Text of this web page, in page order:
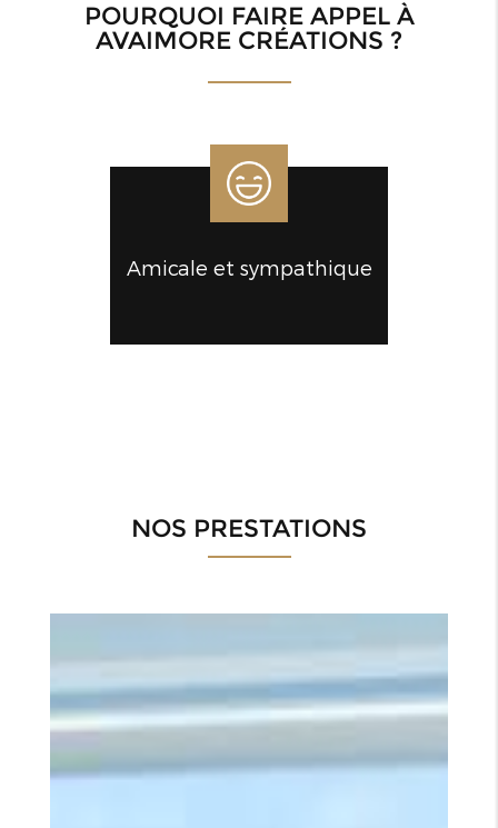
POURQUOI FAIRE APPEL À
AVAIMORE CRÉATIONS ?
Amicale et sympathique
NOS PRESTATIONS